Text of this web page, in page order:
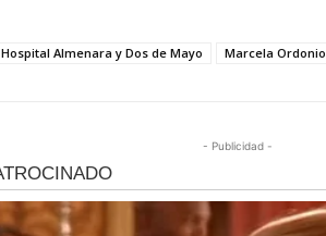
Hospital Almenara y Dos de Mayo Marcela Ordonio
- Publicidad -